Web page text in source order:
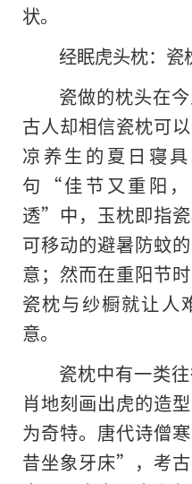
状。
经眠虎头枕：瓷
瓷做的枕头在
古人却相信瓷枕可
凉养生的夏日寝
句“佳节又重阳
透”中，玉枕即指
可移动的避暑防蚊
意；然而在重阳节
瓷枕与纱橱就让人
意。
瓷枕中有一类
肖地刻画出虎的造
为奇特。唐代诗僧
昔坐象牙床”，考